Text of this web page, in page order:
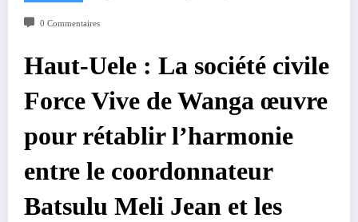
0 Commentaires
Haut-Uele : La société civile
Force Vive de Wanga œuvre
pour rétablir l’harmonie
entre le coordonnateur
Batsulu Meli Jean et les